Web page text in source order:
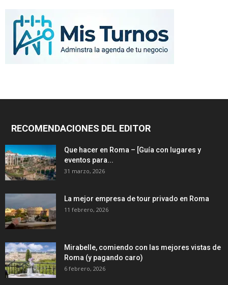
RECOMENDACIONES DEL EDITOR
Que hacer en Roma – [Guía con lugares y
eventos para...
31 marzo, 2026
La mejor empresa de tour privado en Roma
11 febrero, 2026
Mirabelle, comiendo con las mejores vistas de
Roma (y pagando caro)
6 febrero, 2026